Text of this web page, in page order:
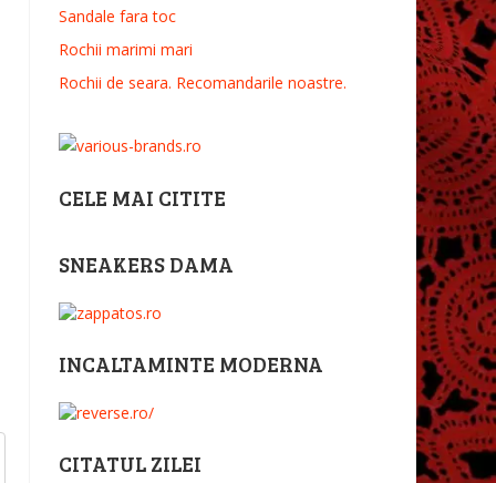
Sandale fara toc
Rochii marimi mari
Rochii de seara. Recomandarile noastre.
CELE MAI CITITE
SNEAKERS DAMA
INCALTAMINTE MODERNA
CITATUL ZILEI